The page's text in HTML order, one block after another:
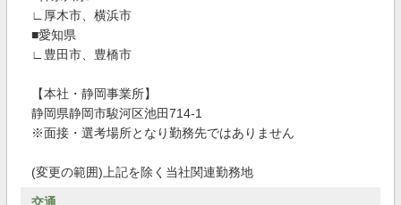
∟厚木市、横浜市
■愛知県
∟豊田市、豊橋市
【本社・静岡事業所】
静岡県静岡市駿河区池田714-1
※面接・選考場所となり勤務先ではありません
(変更の範囲)上記を除く当社関連勤務地